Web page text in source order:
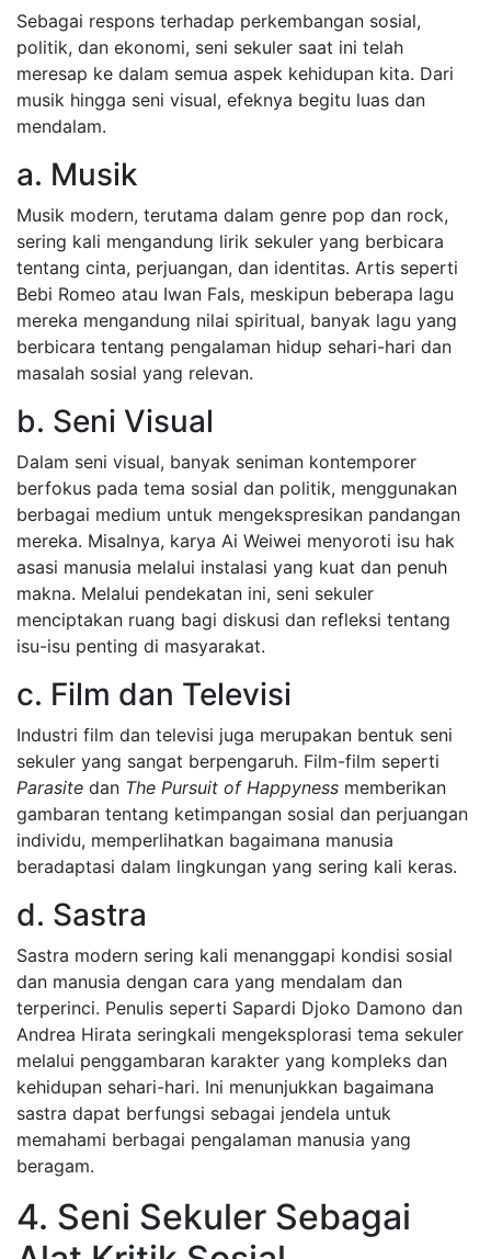
Sebagai respons terhadap perkembangan sosial,
politik, dan ekonomi, seni sekuler saat ini telah
meresap ke dalam semua aspek kehidupan kita. Dari
musik hingga seni visual, efeknya begitu luas dan
mendalam.
a. Musik
Musik modern, terutama dalam genre pop dan rock,
sering kali mengandung lirik sekuler yang berbicara
tentang cinta, perjuangan, dan identitas. Artis seperti
Bebi Romeo atau Iwan Fals, meskipun beberapa lagu
mereka mengandung nilai spiritual, banyak lagu yang
berbicara tentang pengalaman hidup sehari-hari dan
masalah sosial yang relevan.
b. Seni Visual
Dalam seni visual, banyak seniman kontemporer
berfokus pada tema sosial dan politik, menggunakan
berbagai medium untuk mengekspresikan pandangan
mereka. Misalnya, karya Ai Weiwei menyoroti isu hak
asasi manusia melalui instalasi yang kuat dan penuh
makna. Melalui pendekatan ini, seni sekuler
menciptakan ruang bagi diskusi dan refleksi tentang
isu-isu penting di masyarakat.
c. Film dan Televisi
Industri film dan televisi juga merupakan bentuk seni
sekuler yang sangat berpengaruh. Film-film seperti
Parasite dan The Pursuit of Happyness memberikan
gambaran tentang ketimpangan sosial dan perjuangan
individu, memperlihatkan bagaimana manusia
beradaptasi dalam lingkungan yang sering kali keras.
d. Sastra
Sastra modern sering kali menanggapi kondisi sosial
dan manusia dengan cara yang mendalam dan
terperinci. Penulis seperti Sapardi Djoko Damono dan
Andrea Hirata seringkali mengeksplorasi tema sekuler
melalui penggambaran karakter yang kompleks dan
kehidupan sehari-hari. Ini menunjukkan bagaimana
sastra dapat berfungsi sebagai jendela untuk
memahami berbagai pengalaman manusia yang
beragam.
4. Seni Sekuler Sebagai